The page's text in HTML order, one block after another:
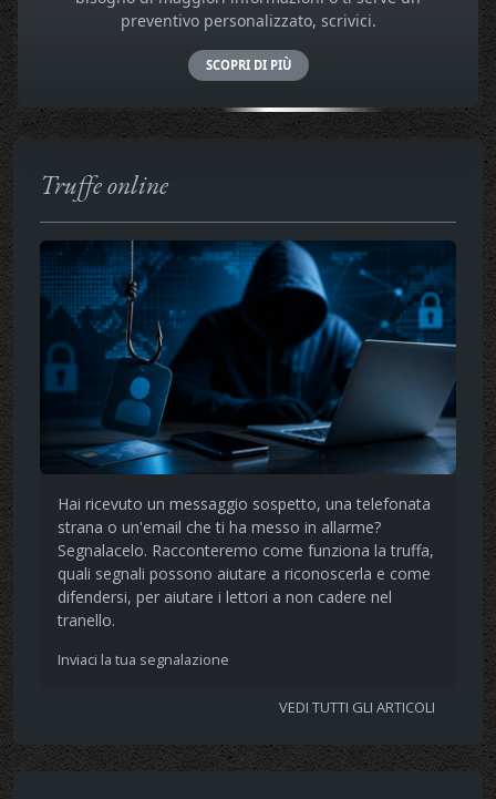
preventivo personalizzato, scrivici.
SCOPRI DI PIÙ
Truffe online
Hai ricevuto un messaggio sospetto, una telefonata
strana o un'email che ti ha messo in allarme?
Segnalacelo. Racconteremo come funziona la truffa,
quali segnali possono aiutare a riconoscerla e come
difendersi, per aiutare i lettori a non cadere nel
tranello.
Inviaci la tua segnalazione
VEDI TUTTI GLI ARTICOLI